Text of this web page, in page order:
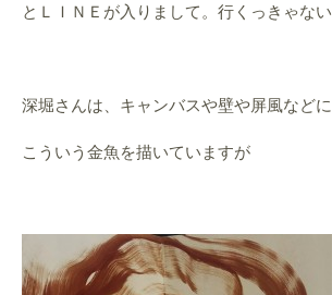
とＬＩＮＥが入りまして。行くっきゃない
深堀さんは、キャンバスや壁や屏風など
こういう金魚を描いていますが